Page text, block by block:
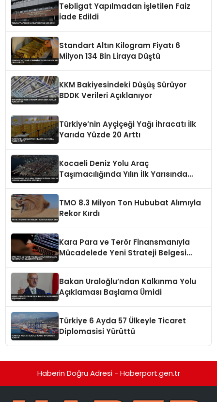
Tebligat Yapılmadan İşletilen Faiz
İade Edildi
Standart Altın Kilogram Fiyatı 6
Milyon 134 Bin Liraya Düştü
KKM Bakiyesindeki Düşüş Sürüyor
BDDK Verileri Açıklanıyor
Türkiye’nin Ayçiçeği Yağı İhracatı İlk
Yarıda Yüzde 20 Arttı
Kocaeli Deniz Yolu Araç
Taşımacılığında Yılın İlk Yarısında
TMO 8.3 Milyon Ton Hububat Alımıyla
Rekor Kırdı
Kara Para ve Terör Finansmanıyla
Mücadelede Yeni Strateji Belgesi
Bakan Uraloğlu’ndan Kalkınma Yolu
Açıklaması Başlama Ümidi
Türkiye 6 Ayda 57 Ülkeyle Ticaret
Diplomasisi Yürüttü
Haberin Doğru Adresi - Haberport.gen.tr